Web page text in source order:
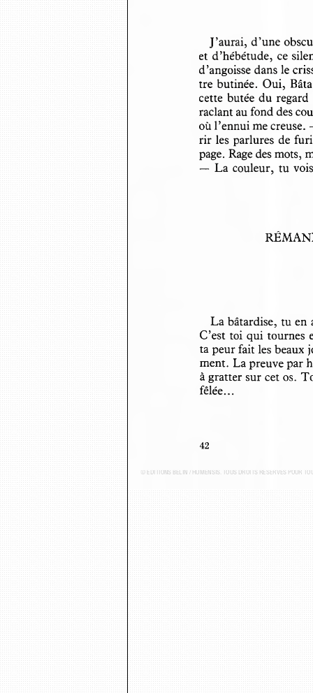
J ’aurai, d ’une
et d ’hébétude,  ce
d ’angoisse dans le
tre butinée.  Oui,
cette butée du
raclant au fond des
où l’ennui me
rir les parlures de
page. Rage des
—  La couleur,  tu
La bâtardise, tu
C’est toi qui tournes
ta peur fait les beaux
ment.  La preuve par
à gratter sur cet os.
fêlée...
42
© ÉDITIONS BELIN / HUMENSIS. TOUS DROITS RÉSERVÉS POUR